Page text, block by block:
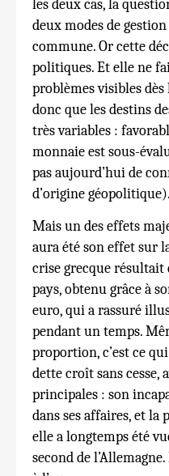
les deux cas, la
deux modes de
commune. Or cette
politiques. Et elle ne
problèmes visibles
donc que les destins
très variables :
monnaie est sous-
pas aujourd’hui de
d’origine
Mais un des effets
aura été son effet sur
crise grecque résultait
pays, obtenu grâce à
euro, qui a rassuré
pendant un temps.
proportion, c’est ce qui
dette croît sans cesse,
principales : son
dans ses affaires, et la
elle a longtemps été
second de